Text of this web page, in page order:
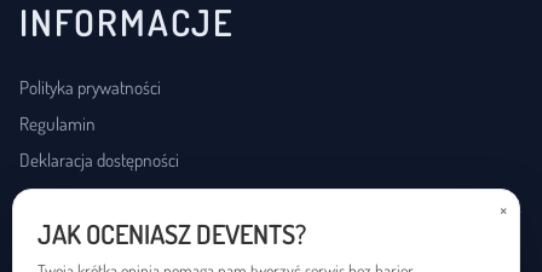
INFORMACJE
Polityka prywatności
Regulamin
Deklaracja dostępności
×
JAK OCENIASZ DEVENTS?